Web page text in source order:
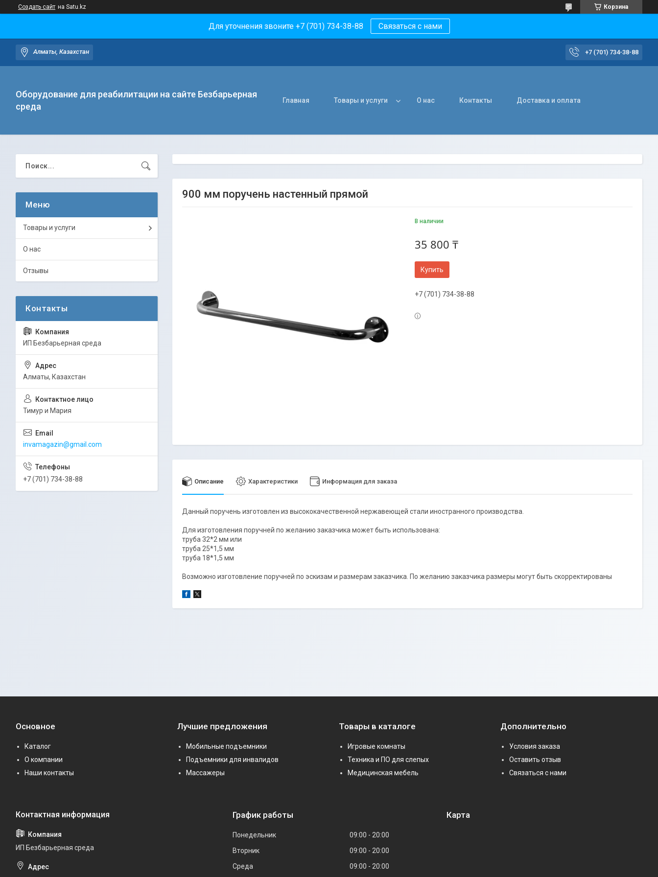
Создать сайт на Satu.kz Корзина
Для уточнения звоните +7 (701) 734-38-88 Связаться с нами
Алматы, Казахстан +7 (701) 734-38-88
Оборудование для реабилитации на сайте Безбарьерная
среда
Главная Товары и услуги О нас Контакты Доставка и оплата
900 мм поручень настенный прямой
В наличии
35 800 ₸
Купить
+7 (701) 734-38-88
Описание Характеристики Информация для заказа
Данный поручень изготовлен из высококачественной нержавеющей стали иностранного производства.
Для изготовления поручней по желанию заказчика может быть использована:
труба 32*2 мм или
труба 25*1,5 мм
труба 18*1,5 мм
Возможно изготовление поручней по эскизам и размерам заказчика. По желанию заказчика размеры могут быть скорректированы
Товары и услуги
О нас
Отзывы
ИП Безбарьерная среда
Алматы, Казахстан
Тимур и Мария
invamagazin@gmail.com
+7 (701) 734-38-88
Основное
Каталог
О компании
Наши контакты
Лучшие предложения
Мобильные подъемники
Подъемники для инвалидов
Массажеры
Товары в каталоге
Игровые комнаты
Техника и ПО для слепых
Медицинская мебель
Дополнительно
Условия заказа
Оставить отзыв
Связаться с нами
ИП Безбарьерная среда
График работы
Понедельник 09:00
20:00
Вторник
09:00
20:00
Среда
09:00 20:00
Карта